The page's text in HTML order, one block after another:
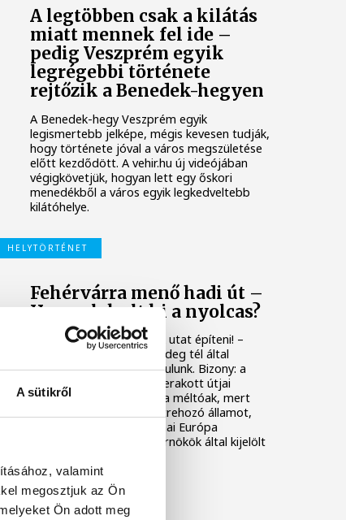
A sütikről
valamint
megosztjuk az Ön
Ön adott meg
A legtöbben csak a kilátás
miatt mennek fel ide –
pedig Veszprém egyik
legrégebbi története
rejtőzik a Benedek-hegyen
A Benedek-hegy Veszprém egyik
legismertebb jelképe, mégis kevesen tudják,
hogy története jóval a város megszületése
előtt kezdődött. A vehir.hu új videójában
végigkövetjük, hogyan lett egy őskori
menedékből a város egyik legkedveltebb
kilátóhelye.
HELYTÖRTÉNET
Fehérvárra menő hadi út –
Hogy alakult ki a nyolcas?
Bezzeg a rómaiak tudtak utat építeni! –
sóhajtunk fel, amikor a hideg tél által
megrágott aszfalton gurulunk. Bizony: a
Római Birodalom kőből lerakott útjai
nemcsak azért csodálatra méltóak, mert
bőven túlélték az őket létrehozó államot,
hanem azért is, mert a mai Európa
úthálózata is a római mérnökök által kijelölt
KULTÚRA